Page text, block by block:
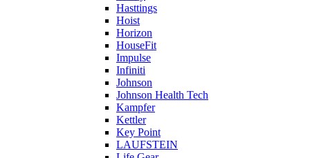
Hasttings
Hoist
Horizon
HouseFit
Impulse
Infiniti
Johnson
Johnson Health Tech
Kampfer
Kettler
Key Point
LAUFSTEIN